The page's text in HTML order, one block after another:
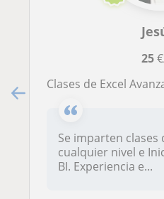
25
Clases de Excel
Se imparten clases
cualquier nivel e
BI. Experiencia e...